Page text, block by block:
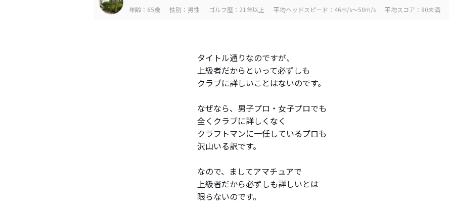
年齢：65歳 性別：男性 ゴルフ歴：21年以上 平均ヘッドスピード：46m/s～50m/s 平均スコア：80未満
タイトル通りなのですが、
上級者だからといって必ずしも
クラブに詳しいことはないのです。
なぜなら、男子プロ・女子プロでも
全くクラブに詳しくなく
クラフトマンに一任しているプロも
沢山いる訳です。
なので、ましてアマチュアで
上級者だから必ずしも詳しいとは
限らないのです。